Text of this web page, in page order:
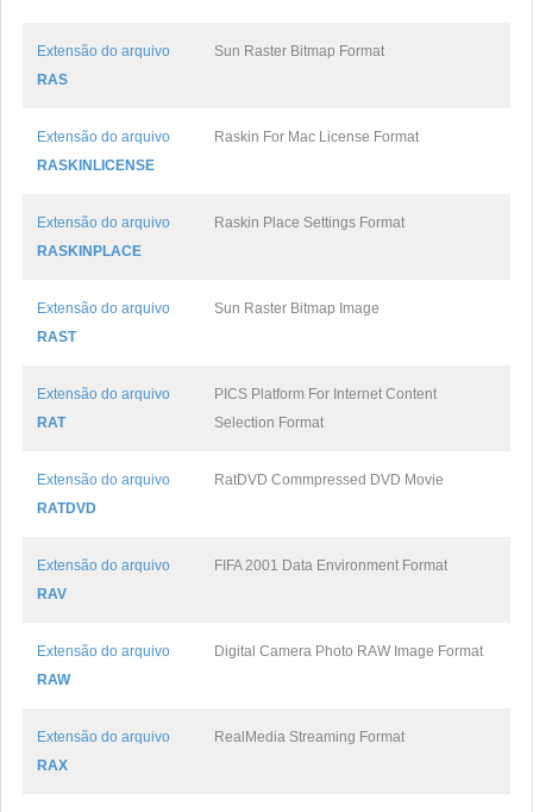
Extensão do arquivo
RAS
Sun Raster Bitmap Format
Extensão do arquivo
RASKINLICENSE
Raskin For Mac License Format
Extensão do arquivo
RASKINPLACE
Raskin Place Settings Format
Extensão do arquivo
RAST
Sun Raster Bitmap Image
Extensão do arquivo
RAT
PICS Platform For Internet Content
Selection Format
Extensão do arquivo
RATDVD
RatDVD Commpressed DVD Movie
Extensão do arquivo
RAV
FIFA 2001 Data Environment Format
Extensão do arquivo
RAW
Digital Camera Photo RAW Image Format
Extensão do arquivo
RAX
RealMedia Streaming Format